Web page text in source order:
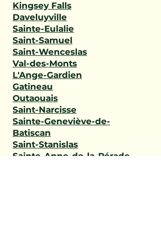
Kingsey Falls
Daveluyville
Sainte-Eulalie
Saint-Samuel
Saint-Wenceslas
Val-des-Monts
L'Ange-Gardien
Gatineau
Outaouais
Saint-Narcisse
Sainte-Geneviève-de-
Batiscan
Saint-Stanislas
Sainte-Anne-de-la-Pérade